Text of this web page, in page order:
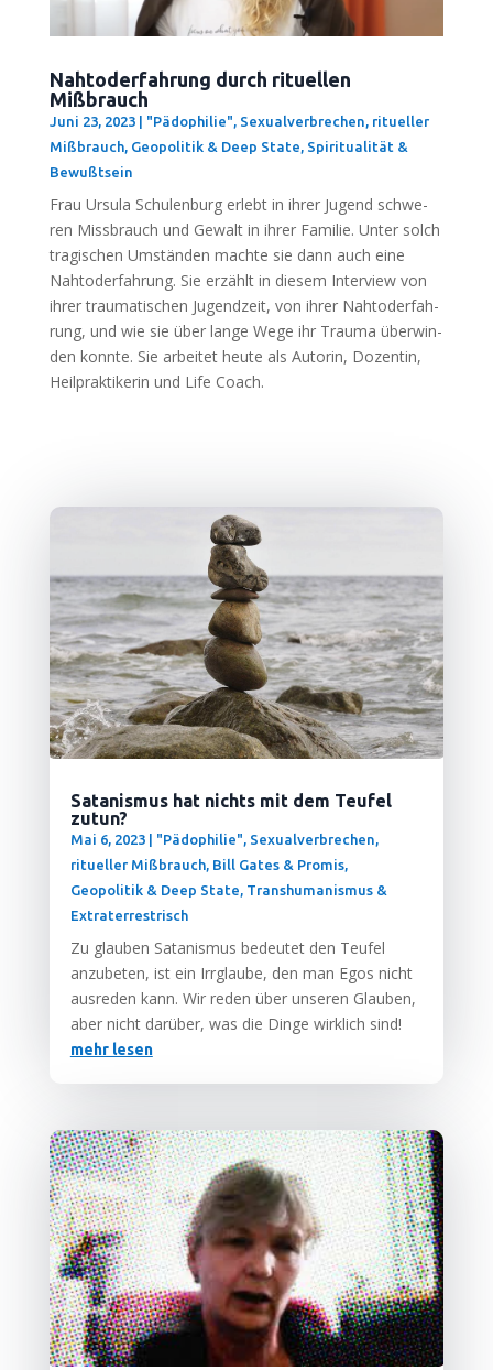
Nahtoderfahrung durch rituellen
Mißbrauch
Juni 23, 2023| "Pädophilie", Sexualverbrechen, ritueller
Mißbrauch, Geopolitik & Deep State, Spiritualität &
Bewußtsein
Frau Ursu­la Schu­len­burg erlebt in ihrer Jugend schwe­
ren Miss­brauch und Gewalt in ihrer Fami­lie. Unter solch
tra­gi­schen Umstän­den mach­te sie dann auch eine
Nah­tod­erfah­rung. Sie erzählt in die­sem Inter­view von
ihrer trau­ma­ti­schen Jugend­zeit, von ihrer Nah­tod­erfah­
rung, und wie sie über lan­ge Wege ihr Trau­ma über­win­
den konn­te. Sie arbei­tet heu­te als Autorin, Dozen­tin,
Heil­prak­ti­ke­rin und Life Coach.
Satanismus hat nichts mit dem Teufel
zutun?
Mai 6, 2023| "Pädophilie", Sexualverbrechen,
ritueller Mißbrauch, Bill Gates & Promis,
Geopolitik & Deep State, Transhumanismus &
Extraterrestrisch
Zu glau­ben Sata­nis­mus bedeu­tet den Teu­fel
anzu­be­ten, ist ein Irr­glau­be, den man Egos nicht
aus­re­den kann. Wir reden über unse­ren Glau­ben,
aber nicht dar­über, was die Din­ge wirk­lich sind!
mehr lesen